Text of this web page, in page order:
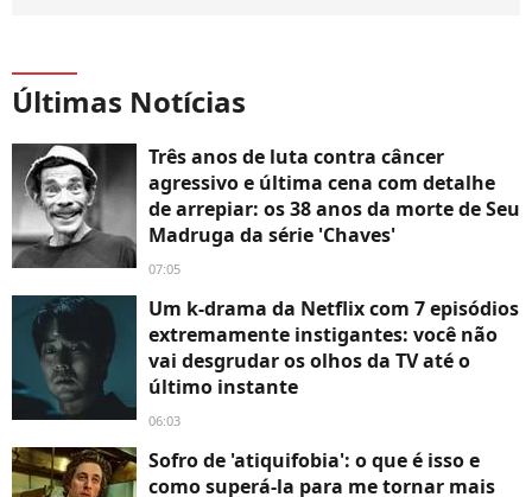
Últimas Notícias
Três anos de luta contra câncer
agressivo e última cena com detalhe
de arrepiar: os 38 anos da morte de Seu
Madruga da série 'Chaves'
07:05
Um k-drama da Netflix com 7 episódios
extremamente instigantes: você não
vai desgrudar os olhos da TV até o
último instante
06:03
Sofro de 'atiquifobia': o que é isso e
como superá-la para me tornar mais